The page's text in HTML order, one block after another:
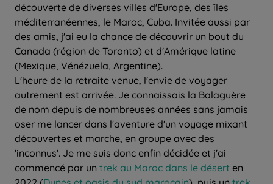
découverte de diverses villes d'Europe, des îles
méditerranéennes, le Maroc, Cuba. Invitée aussi par
des amis, j'ai eu la chance de découvrir un bout du
Canada (région de Toronto) et d'Amérique latine
(Mexique, Vénézuela, Argentine).
L'heure de la retraite venue, l'envie de voyager
autrement est arrivée. Je connaissais la Balaguère
de nom depuis de nombreuses années sans jamais
oser me lancer dans l'aventure d'un voyage mixant
découvertes et marche, en groupe avec des
'inconnus'. Je me suis donc enfin décidée et j'ai
commencé par un trek au Maroc dans le désert en